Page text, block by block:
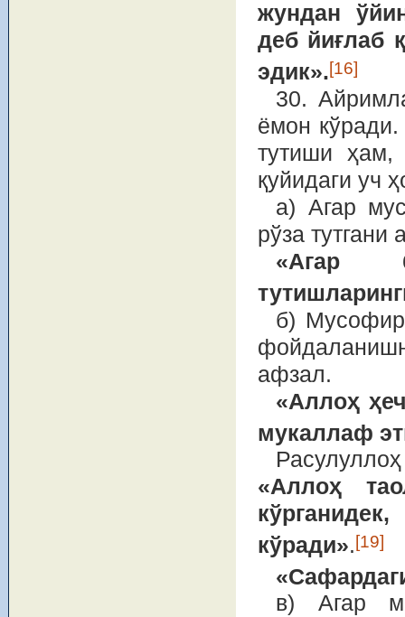
жундан
деб йиғлаб
эдик».[16]
30.
ёмон кўради.
тутиши ҳам,
қуйидаги уч
а) Агар
рўза тутгани
«Агар
б)
афзал.
«Аллоҳ
мукаллаф
«Аллоҳ
кўради».[19]
в) Агар